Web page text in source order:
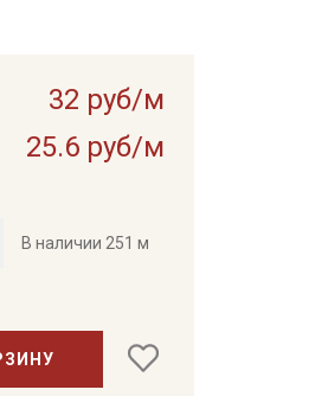
32 руб/м
25.6 руб/м
В наличии 251 м